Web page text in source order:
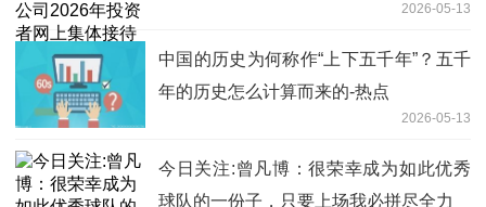
暨2025年度业绩说明会”主题活动的投资
者调研
2026-05-13
中国的历史为何称作“上下五千年”？五千
年的历史怎么计算而来的-热点
2026-05-13
今日关注:曾凡博：很荣幸成为如此优秀
球队的一份子，只要上场我必拼尽全力